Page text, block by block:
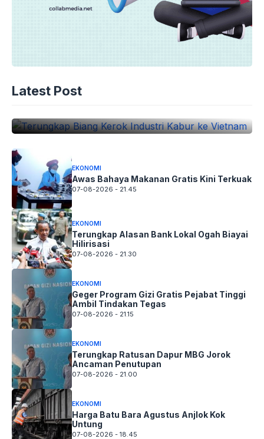
Latest Post
EKONOMI
ke Vietnam
EKONOMI
Awas Bahaya Makanan Gratis Kini Terkuak
07-08-2026 - 21.45
EKONOMI
Terungkap Alasan Bank Lokal Ogah Biayai
Hilirisasi
07-08-2026 - 21.30
EKONOMI
Geger Program Gizi Gratis Pejabat Tinggi
Ambil Tindakan Tegas
07-08-2026 - 21.15
EKONOMI
Terungkap Ratusan Dapur MBG Jorok
Ancaman Penutupan
07-08-2026 - 21.00
EKONOMI
Harga Batu Bara Agustus Anjlok Kok
Untung
07-08-2026 - 18.45